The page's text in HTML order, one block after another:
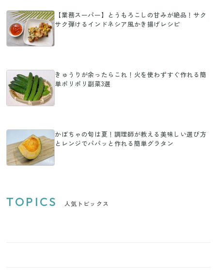
【業務スーパー】とうもろこしの甘みが絶品！サク
サク弾けるインドネシア風かき揚げレシピ
きゅうりが余ったらこれ！火を使わずすぐ作れる簡
単ポリポリ副菜3選
かぼちゃの旬は夏！調理師が教える美味しい選び方
とレンジでパパッと作れる簡単グラタン
TOPICS 人気トピックス